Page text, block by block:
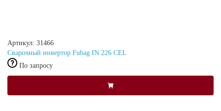
Артикул: 31466
Сварочный инвертор Fubag IN 226 CEL
По запросу